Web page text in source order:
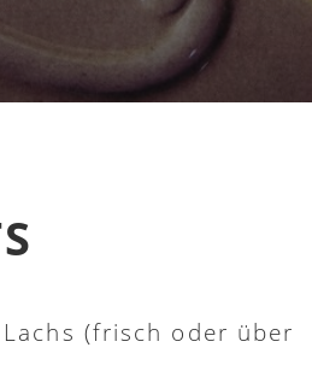
(frisch oder über